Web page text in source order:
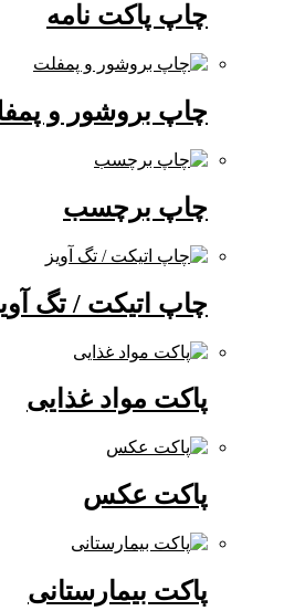
چاپ پاکت نامه
چاپ بروشور و پمفلت
چاپ برچسب
چاپ اتیکت / تگ آویز
پاکت مواد غذایی
پاکت عکس
پاکت بیمارستانی